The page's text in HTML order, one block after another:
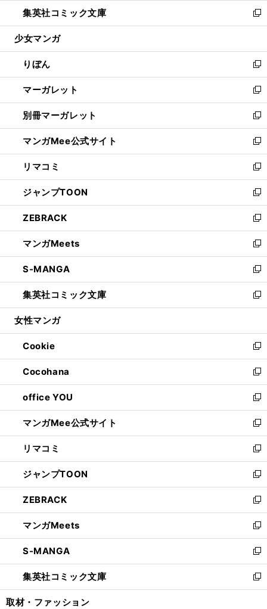
く
で
開
ド
ウ
開
く
ィ
ン
ウ
で
開
く
し
い
ウ
ン
ド
ウ
で
開
く
集英社コミック文庫
新
し
ウ
ィ
ン
ド
ウ
で
開
く
少女マンガ
りぼん
新
し
い
ウ
ィ
ン
ド
ウ
で
開
く
マーガレット
新
し
い
ウ
ィ
ン
ド
ウ
で
開
く
別冊マーガレット
新
し
い
ウ
ィ
ン
ド
ウ
で
開
く
マンガMee公式サイト
新
し
い
ウ
ィ
ン
ド
ウ
で
開
く
リマコミ
新
し
い
ウ
ィ
ン
ド
ウ
で
開
く
ジャンプTOON
新
し
い
ウ
ィ
ン
ド
ウ
で
開
ZEBRACK
新
し
い
ウ
ィ
ン
ド
ウ
開
く
マンガMeets
新
し
い
ウ
ィ
ン
ウ
で
開
く
S-MANGA
新
し
い
ウ
ン
ド
ウ
で
開
く
集英社コミック文庫
新
し
ウ
ィ
ン
ド
ウ
で
開
く
女性マンガ
Cookie
新
し
い
ウ
ィ
ン
ド
ウ
で
開
く
Cocohana
新
し
い
ウ
ィ
ン
ド
ウ
で
開
く
office YOU
新
し
い
ウ
ィ
ン
ド
ウ
で
開
く
マンガMee公式サイト
新
し
い
ウ
ィ
ン
ド
ウ
で
開
く
リマコミ
新
し
い
ウ
ィ
ン
ド
ウ
で
開
く
ジャンプTOON
新
し
い
ウ
ィ
ン
ド
ウ
で
開
ZEBRACK
新
し
い
ウ
ィ
ン
ド
ウ
マンガMeets
新
し
い
ウ
ィ
ン
S-MANGA
新
し
い
ウ
集英社コミック文庫
新
し
取材・ファッション